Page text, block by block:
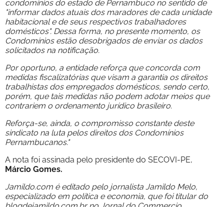
condomínios do estado de Pernambuco no sentido de
"informar dados atuais dos maradores de cada unidade
habitacional e de seus respectivos trabalhadores
domésticos". Dessa forma, no presente momento, os
Condomínios estão desobrigados de enviar os dados
solicitados na notificação.
Por oportuno, a entidade reforça que concorda com
medidas fiscalizatórias que visam a garantia os direitos
trabalhistas dos empregados domésticos, sendo certo,
porém, que tais medidas não podem adotar meios que
contrariem o ordenamento jurídico brasileiro.
Reforça-se, ainda, o compromisso constante deste
sindicato na luta pelos direitos dos Condomínios
Pernambucanos."
A nota foi assinada pelo presidente do SECOVI-PE,
Márcio Gomes.
Jamildo.com é editado pelo jornalista Jamildo Melo,
especializado em política e economia, que foi titular do